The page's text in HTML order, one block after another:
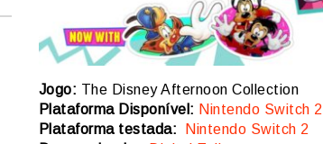
Jogo: The Disney Afternoon Collection
Plataforma Disponível: Nintendo Switch 2
Plataforma testada:
Nintendo Switch 2